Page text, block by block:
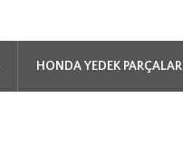
HONDA YEDEK PARÇALARI